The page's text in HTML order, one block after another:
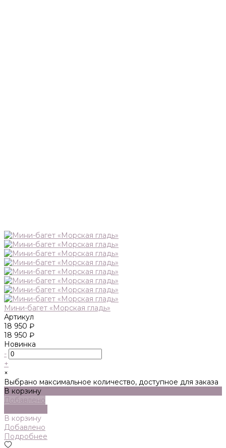
Мини-багет «Морская гладь»
Артикул
18 950 ₽
18 950 ₽
Новинка
-
+
×
Выбрано максимальное количество, доступное для заказа
В корзину
Добавлено
В корзину
Добавлено
Подробнее